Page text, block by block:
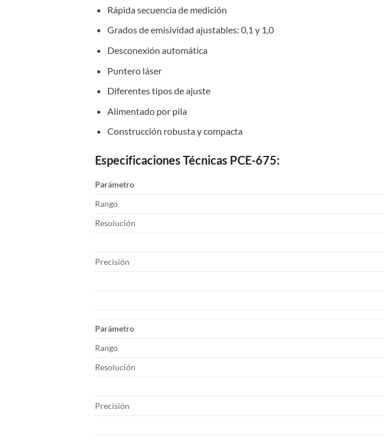
Rápida secuencia de medición
Grados de emisividad ajustables: 0,1 y 1,0
Desconexión automática
Puntero láser
Diferentes tipos de ajuste
Alimentado por pila
Construcción robusta y compacta
Especificaciones Técnicas PCE-675:
Parámetro
Rango
Resolución
Precisión
Parámetro
Rango
Resolución
Precisión